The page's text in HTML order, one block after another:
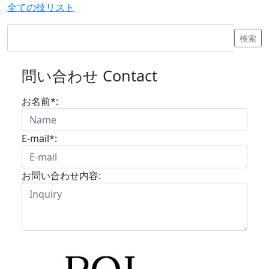
全ての技リスト
問い合わせ Contact
お名前*:
E-mail*:
お問い合わせ内容: